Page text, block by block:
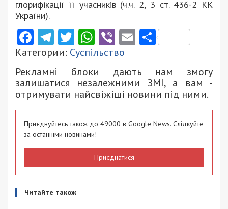
глорифікації її учасників (ч.ч. 2, 3 ст. 436-2 КК
України).
Facebook
Telegram
Twitter
WhatsApp
ViberEmail
Категории: Суспільство
Рекламні блоки дають нам змогу
залишатися незалежними ЗМІ, а вам -
отримувати найсвіжіші новини під ними.
Приєднуйтесь також до 49000 в Google News. Слідкуйте
за останніми новинами!
Приєднатися
Читайте також